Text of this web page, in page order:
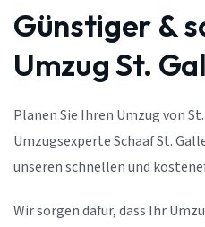
Günstiger &
Umzug St.
Planen Sie Ihren Umzug von
Umzugsexperte Schaaf St.
unseren schnellen und
Wir sorgen dafür, dass Ihr